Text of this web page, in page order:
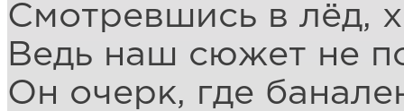
Смотревшись в лёд,
Ведь наш сюжет не
Он очерк, где